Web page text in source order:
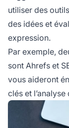
utiliser des
des idées et
expression.
Par exemple,
sont Ahrefs et
vous aideront
clés et